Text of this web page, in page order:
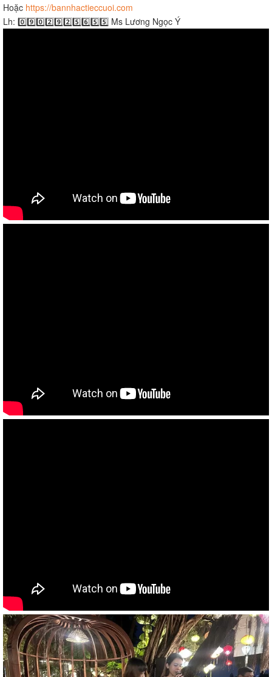
Hoặc https://bannhactieccuoi.com​​​
Lh: 0️⃣9️⃣0️⃣2️⃣9️⃣2️⃣5️⃣6️⃣5️⃣5️⃣ Ms Lương Ngọc Ý